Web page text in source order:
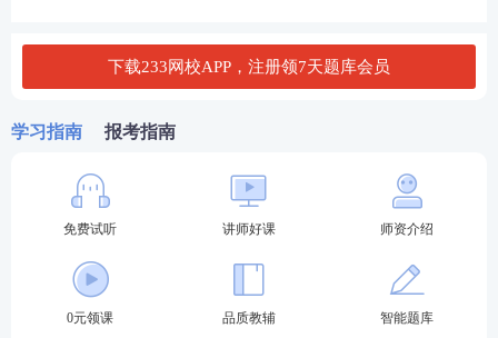
事考试网（link.233.com/28357）报考条件栏目。
监理工程师职业资格考试(土木建筑工程)专业对照表.d
ocx
表.docx
监理工程师职业资格考试(水利工程)专业对照表.do
↓是否满足报考条件，欢迎咨询监理Ai报考小助手↓
下载233网校APP，注册领7天题库会员
学习指南 报考指南
免费试听 讲师好课 师资介绍
0元领课 品质教辅 智能题库